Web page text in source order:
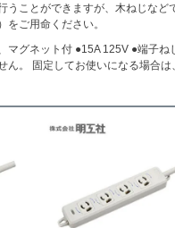
ことができますが、木ねじなど
ご用命ください。
グネット付 ●15A 125V ●端子
。 固定してお使いになる場合